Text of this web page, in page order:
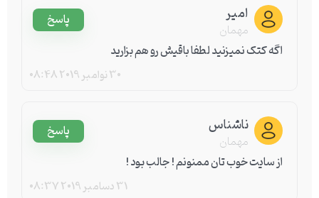
امیر
مهمان
30 نوامبر 2019 08:48
اگه کتک نمیزنید لطفا باقیش رو هم بزارید
پاسخ
ناشناس
مهمان
31 دسامبر 2019 08:37
از سایت خوب تان ممنونم ! جالب بود !
پاسخ